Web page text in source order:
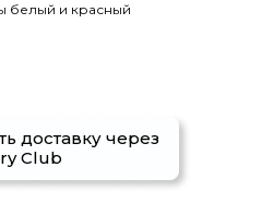
белый и красный
доставку через
Club